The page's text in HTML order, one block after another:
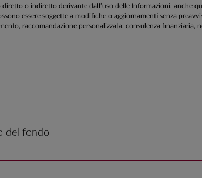
o indiretto derivante dall’uso delle Informazioni, anche
essere soggette a modifiche o aggiornamenti senza
raccomandazione personalizzata, consulenza finanziaria,
del fondo